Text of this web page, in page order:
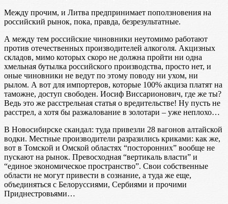
Между прочим, и Литва предпринимает поползновения на
российский рынок, пока, правда, безрезультатные.
А между тем российские чиновники неутомимо работают
против отечественных производителей алкоголя. Акцизных
складов, мимо которых скоро не должна пройти ни одна
хмельная бутылка российского производства, просто нет, и
оные чиновники не ведут по этому поводу ни ухом, ни
рылом. А вот для импортеров, которые 100% акциза платят на
таможне, доступ свободен. Иосиф Виссарионович, где же ты?
Ведь это же расстрельная статья о вредительстве! Ну пусть не
расстрел, а хотя бы разжалование в золотари – уже неплохо…
В Новосибирске скандал: туда привезли 28 вагонов алтайской
водки. Местные производители разразились криками: как же,
вот в Томской и Омской областях “посторонних” вообще не
пускают на рынок. Превосходная “вертикаль власти” и
“единое экономическое пространство”. Свои собственные
области не могут привести в сознание, а туда же еще,
объединяться с Белоруссиями, Сербиями и прочими
Приднестровьями…